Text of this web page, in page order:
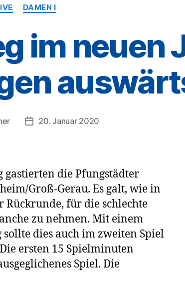
Kategorien
DAMEN I
im neuen
Veröffentlichungsdatum
20. Januar 2020
gastierten die Pfungstädter
Groß-Gerau. Es galt, wie in
Rückrunde, für die schlechte
zu nehmen. Mit einem
dies auch im zweiten Spiel
ersten 15 Spielminuten
Spiel. Die